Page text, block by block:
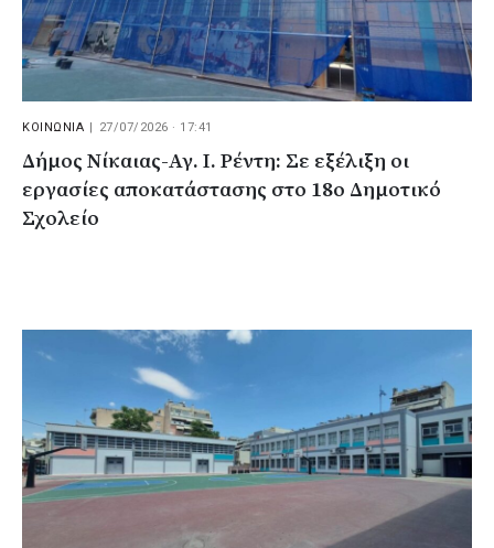
ΚΟΙΝΩΝΙΑ | 27/07/2026 · 17:41
Δήμος Νίκαιας-Αγ. Ι. Ρέντη: Σε εξέλιξη οι
εργασίες αποκατάστασης στο 18ο Δημοτικό
Σχολείο